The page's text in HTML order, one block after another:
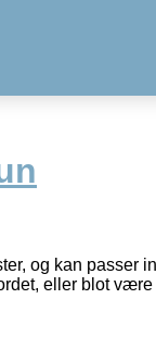
og kan passer
eller blot være